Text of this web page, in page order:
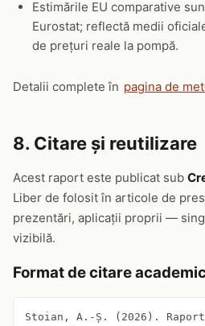
Estimările EU comparative
Eurostat; reflectă medii
de prețuri reale la pompă.
Detalii complete în pagina de
8. Citare și reutilizare
Acest raport este publicat sub
Liber de folosit în articole de
prezentări, aplicații proprii —
vizibilă.
Format de citare
Stoian, A.-Ș. (2026).